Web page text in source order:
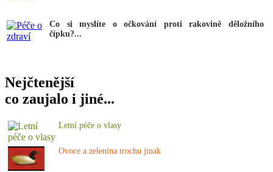
Co si myslíte o očkování proti rakovině děložního
čípku?...
Nejčtenější
co zaujalo i jiné...
Letní péče o vlasy
Ovoce a zelenina trochu jinak